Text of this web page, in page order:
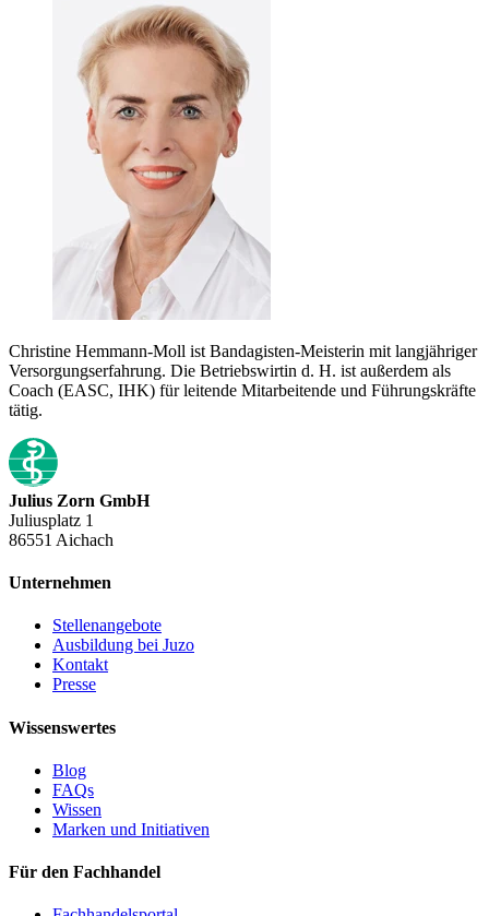
Christine Hemmann-Moll ist Bandagisten-Meisterin mit langjähriger
Versorgungserfahrung. Die Betriebswirtin d. H. ist außerdem als
Coach (EASC, IHK) für leitende Mitarbeitende und Führungskräfte
tätig.
Julius Zorn GmbH
Juliusplatz 1
86551 Aichach
Unternehmen
Stellenangebote
Ausbildung bei Juzo
Kontakt
Presse
Wissenswertes
Blog
FAQs
Wissen
Marken und Initiativen
Für den Fachhandel